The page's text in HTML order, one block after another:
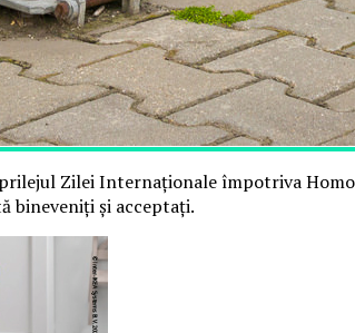
Zilei Internaționale împotriva
bineveniți și acceptați.